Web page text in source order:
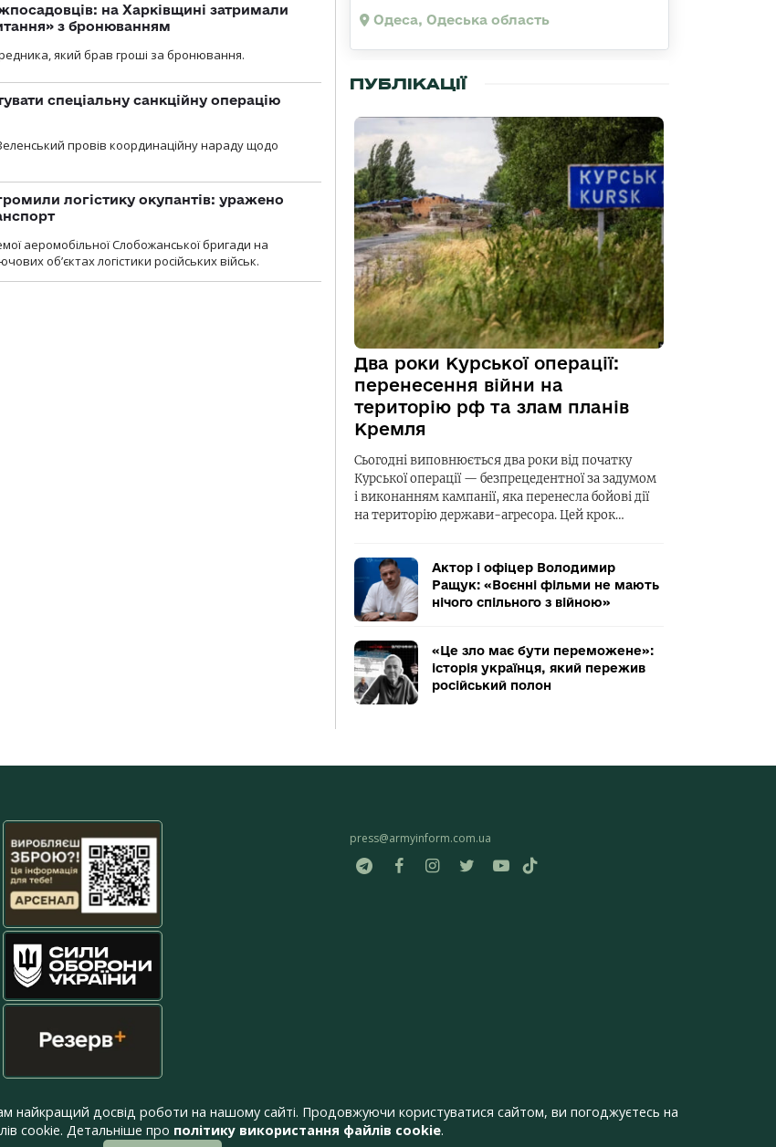
на Харківщині затримали
з бронюванням
який брав гроші за бронювання.
спеціальну санкційну операцію
провів координаційну нараду щодо
логістику окупантів: уражено
аеромобільної Слобожанської бригади на
об’єктах логістики російських військ.
Одеса, Одеська область
ПУБЛІКАЦІЇ
Два роки Курської операції:
перенесення війни на
територію рф та злам планів
Кремля
Сьогодні виповнюється два роки від початку
Курської операції — безпрецедентної за задумом
і виконанням кампанії, яка перенесла бойові дії
на територію держави-агресора. Цей крок…
Актор і офіцер Володимир
Ращук: «Воєнні фільми не мають
нічого спільного з війною»
«Це зло має бути переможене»:
історія українця, який пережив
російський полон
press@armyinform.com.ua
найкращий досвід роботи на нашому сайті. Продовжуючи користуватися сайтом, ви погоджуєтесь на
cookie. Детальніше про політику використання файлів cookie.